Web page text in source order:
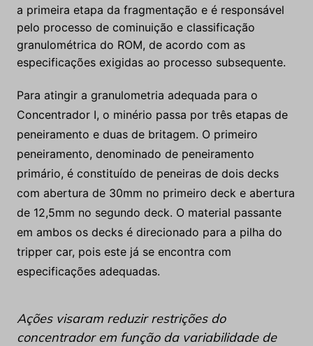
a primeira etapa da fragmentação e é responsável
pelo processo de cominuição e classificação
granulométrica do ROM, de acordo com as
especificações exigidas ao processo subsequente.
Para atingir a granulometria adequada para o
Concentrador I, o minério passa por três etapas de
peneiramento e duas de britagem. O primeiro
peneiramento, denominado de peneiramento
primário, é constituído de peneiras de dois decks
com abertura de 30mm no primeiro deck e abertura
de 12,5mm no segundo deck. O material passante
em ambos os decks é direcionado para a pilha do
tripper car, pois este já se encontra com
especificações adequadas.
Ações visaram reduzir restrições do
concentrador em função da variabilidade de